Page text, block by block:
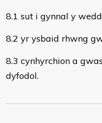
8.1 sut i gynnal y wedd
8.2 yr ysbaid rhwng
8.3 cynhyrchion a
dyfodol.